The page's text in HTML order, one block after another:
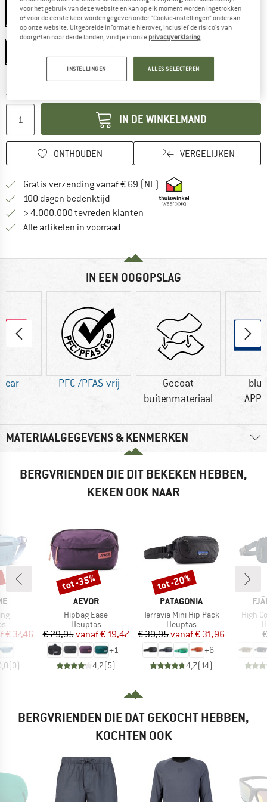
Maat:1,5 l
Levertijd: 3-5 werkdagenDe link wordt geopend in een infovak en bevat
Aantal:
IN DE WINKELMAND
ONTHOUDEN VERGELIJKEN
Gratis verzending vanaf € 69 (NL) Vind hier de
100 dagen bedenktijd Vind de betalingsinformatie hier!
> 4.000.000 tevreden klanten
Alle artikelen in voorraad
IN EEN OOGOPSLAG
PFC-/PFAS-vrij
Gecoat
buitenmateriaal
MATERIAALGEGEVENS & KENMERKEN
BERGVRIENDEN DIE DIT BEKEKEN HEBBEN,
KEKEN OOK NAAR
prijs
€ 37,46
(0)
MERK
AEVOR
Artikel
Hipbag Ease
Productgroep
Heuptas
Prijs
€ 29,95 Verlaagde prijs
vanaf€ 19,47
+1
4,2(5)
Korting
tot -35%
MERK
PATAGONIA
Artikel
Terravia Mini Hip Pack
Productgroep
Heuptas
Prijs
€ 39,95 Verlaagde prijs
vanaf€ 31,96
+6
4,7( 14)
Korting
tot -20%
Artikel
High
BERGVRIENDEN DIE DAT GEKOCHT HEBBEN,
KOCHTEN OOK
voor het gebruik van deze website en kan op elk moment worden ingetrokken
of voor de eerste keer worden gegeven onder "Cookie-instellingen" onderaan
op onze website. Uitgebreide informatie hierover, inclusief de risico's van
doorgiften naar derde landen, vind je in onze privacyverklaring.
INSTELLINGEN ALLES SELECTEREN